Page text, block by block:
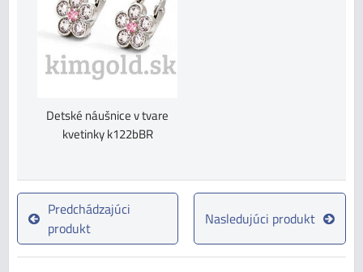
Detské náušnice v tvare
kvetinky k122bBR
Predchádzajúci
produkt
Nasledujúci produkt